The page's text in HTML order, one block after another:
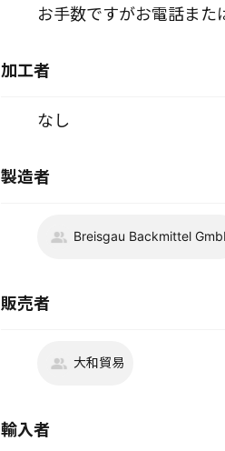
お手数ですがお電話また
加工者
なし
製造者
Breisgau Backmittel
販売者
大和貿易
輸入者